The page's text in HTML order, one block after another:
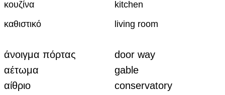
κουζίνα
kitchen
καθιστικό
living room
άνοιγμα πόρτας
door way
αέτωμα
gable
αίθριο
conservatory